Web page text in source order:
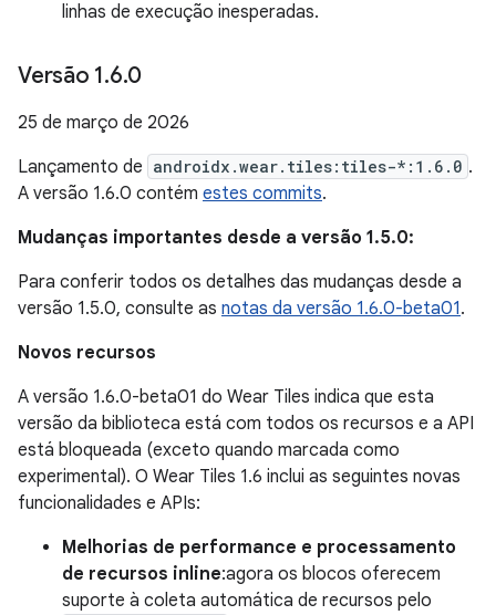
linhas de execução inesperadas.
Versão 1.6.0
25 de março de 2026
Lançamento de androidx.wear.tiles:tiles-*:1.6.0 .
A versão 1.6.0 contém estes commits.
Mudanças importantes desde a versão 1.5.0:
Para conferir todos os detalhes das mudanças desde a
versão 1.5.0, consulte as notas da versão 1.6.0-beta01.
Novos recursos
A versão 1.6.0-beta01 do Wear Tiles indica que esta
versão da biblioteca está com todos os recursos e a API
está bloqueada (exceto quando marcada como
experimental). O Wear Tiles 1.6 inclui as seguintes novas
funcionalidades e APIs:
Melhorias de performance e processamento
de recursos inline:agora os blocos oferecem
suporte à coleta automática de recursos pelo